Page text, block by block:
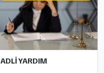
ADLİ YARDIM